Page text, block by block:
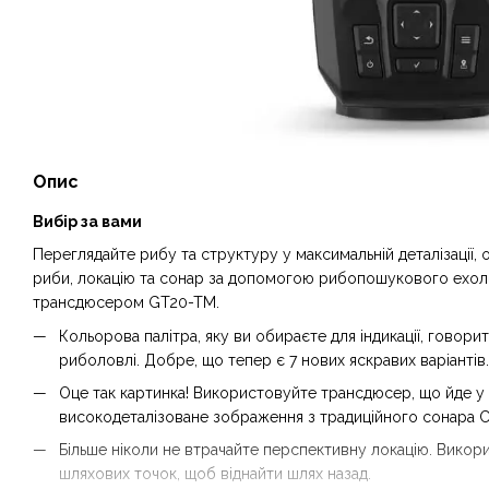
Опис
Вибір за вами
Переглядайте рибу та структуру у максимальній
риби, локацію та сонар за допомогою рибопошукового
трансдюсером GT20-TM.
Кольорова палітра, яку ви обираєте для індикації,
риболовлі. Добре, що тепер є 7 нових яскравих варіантів.
Оце так картинка! Використовуйте трансдюсер, що йде
високодеталізоване зображення з традиційного сонара
Більше ніколи не втрачайте перспективну локацію.
шляхових точок, щоб віднайти шлях назад.